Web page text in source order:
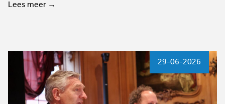
Lees meer →
29-06-2026